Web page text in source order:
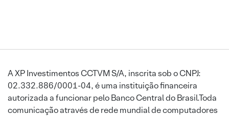
A XP Investimentos CCTVM S/A, inscrita sob o CNPJ:
02.332.886/0001-04, é uma instituição financeira
autorizada a funcionar pelo Banco Central do Brasil.Toda
comunicação através de rede mundial de computadores